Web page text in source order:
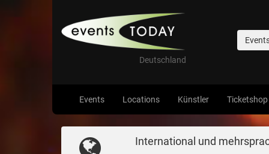
Deutschland
Events Locations Künstler Ticketshop
International und